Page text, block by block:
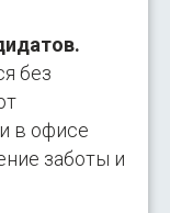
без
в офисе
заботы и